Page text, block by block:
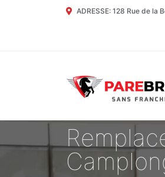
ADRESSE: 128 Rue de la